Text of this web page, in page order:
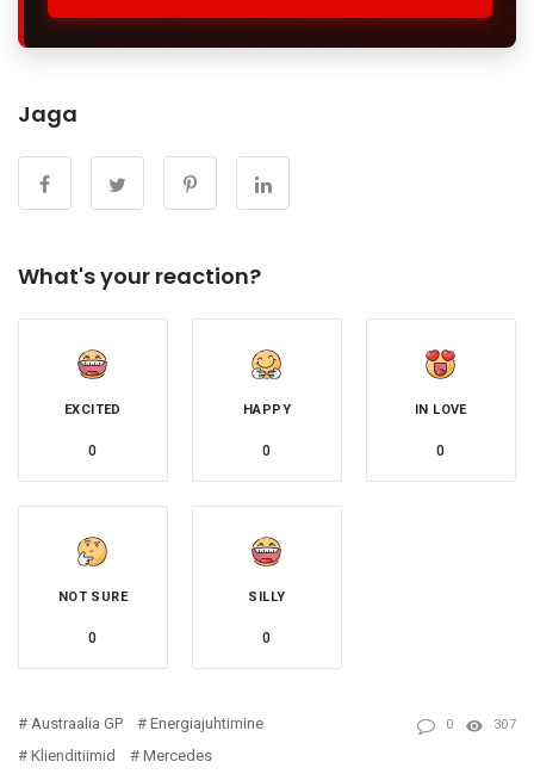
Jaga
What's your reaction?
EXCITED
0
HAPPY
0
IN LOVE
0
NOT SURE
0
SILLY
0
Austraalia GP
Energiajuhtimine
Klienditiimid
Mercedes
0 307